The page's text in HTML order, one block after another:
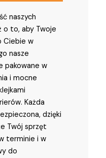
naszych
o to, aby Twoje
Ciebie w
nasze
pakowane w
i mocne
Każda
dzięki
Twój sprzęt
terminie i w
do